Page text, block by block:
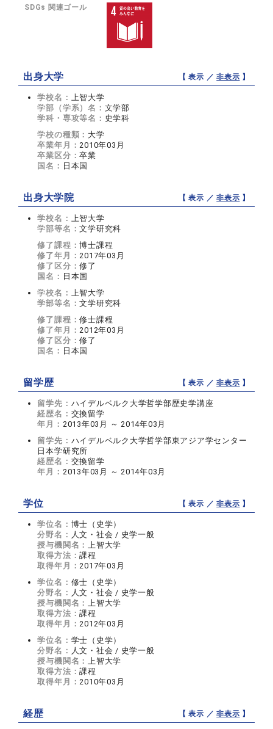
SDGs 関連ゴール
出身大学 【 表示 ／非表示 】
学校名： 上智大学
学部（学系）名： 文学部
学科・専攻等名： 史学科
学校の種類： 大学
卒業年月：2010年03月
卒業区分：卒業
国名： 日本国
出身大学院 【 表示 ／非表示 】
学校名： 上智大学
学部等名：文学研究科
修了課程：博士課程
修了年月：2017年03月
修了区分：修了
国名： 日本国
学校名： 上智大学
学部等名：文学研究科
修了課程：修士課程
修了年月：2012年03月
修了区分：修了
国名： 日本国
留学歴 【 表示 ／非表示 】
留学先： ハイデルベルク大学哲学部歴史学講座
経歴名： 交換留学
年月： 2013年03月 ～ 2014年03月
留学先： ハイデルベルク大学哲学部東アジア学センター
日本学研究所
経歴名： 交換留学
年月： 2013年03月 ～ 2014年03月
学位 【 表示 ／非表示 】
学位名： 博士（史学）
分野名： 人文・社会 / 史学一般
授与機関名：上智大学
取得方法：課程
取得年月：2017年03月
学位名： 修士（史学）
分野名： 人文・社会 / 史学一般
授与機関名：上智大学
取得方法：課程
取得年月：2012年03月
学位名： 学士（史学）
分野名： 人文・社会 / 史学一般
授与機関名：上智大学
取得方法：課程
取得年月：2010年03月
経歴 【 表示 ／非表示 】